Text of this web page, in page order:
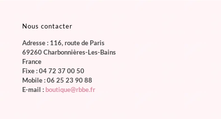
Nous contacter
Adresse : 116, route de Paris
69260 Charbonnières-Les-Bains
France
Fixe :04 72 37 00 50
Mobile :06 25 23 90 88
E-mail : boutique@rbbe.fr